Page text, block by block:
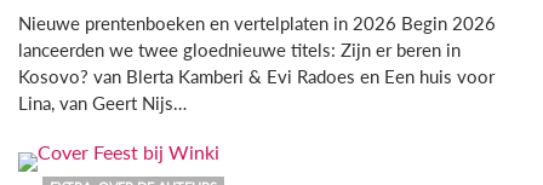
Nieuwe prentenboeken en vertelplaten in 2026 Begin 2026
lanceerden we twee gloednieuwe titels: Zijn er beren in
Kosovo? van Blerta Kamberi & Evi Radoes en Een huis voor
Lina, van Geert Nijs…